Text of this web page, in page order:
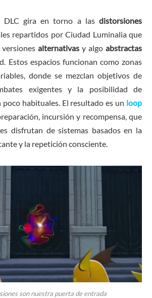
DLC gira en torno a las distorsiones
repartidos por Ciudad Luminalia que
alternativas y algo abstractas
Estos espacios funcionan como zonas
donde se mezclan objetivos de
exigentes y la posibilidad de
habituales. El resultado es un loop
incursión y recompensa, que
disfrutan de sistemas basados en la
y la repetición consciente.
son nuestra puerta de entrada